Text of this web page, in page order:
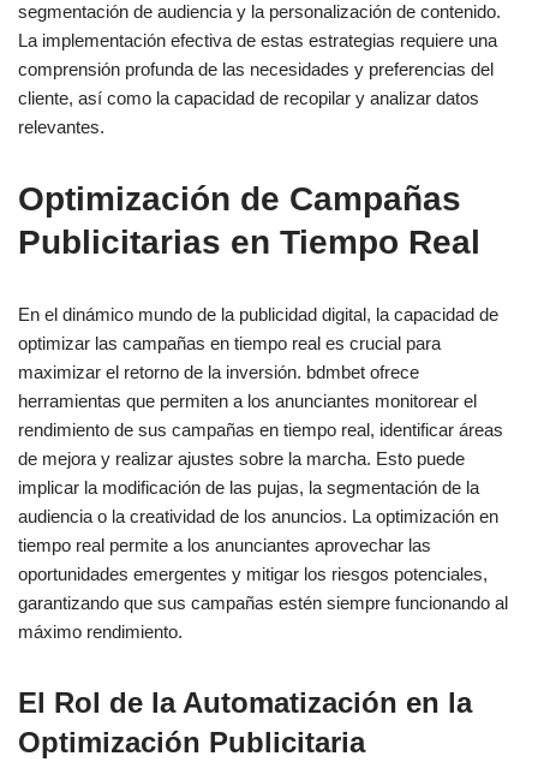
segmentación de audiencia y la personalización de contenido.
La implementación efectiva de estas estrategias requiere una
comprensión profunda de las necesidades y preferencias del
cliente, así como la capacidad de recopilar y analizar datos
relevantes.
Optimización de Campañas
Publicitarias en Tiempo Real
En el dinámico mundo de la publicidad digital, la capacidad de
optimizar las campañas en tiempo real es crucial para
maximizar el retorno de la inversión. bdmbet ofrece
herramientas que permiten a los anunciantes monitorear el
rendimiento de sus campañas en tiempo real, identificar áreas
de mejora y realizar ajustes sobre la marcha. Esto puede
implicar la modificación de las pujas, la segmentación de la
audiencia o la creatividad de los anuncios. La optimización en
tiempo real permite a los anunciantes aprovechar las
oportunidades emergentes y mitigar los riesgos potenciales,
garantizando que sus campañas estén siempre funcionando al
máximo rendimiento.
El Rol de la Automatización en la
Optimización Publicitaria